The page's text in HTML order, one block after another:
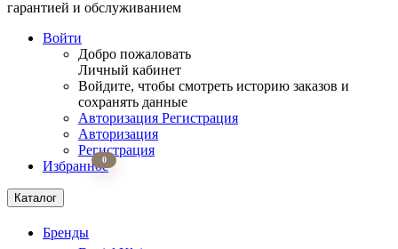
гарантией и обслуживанием
Войти
Добро пожаловать
Личный кабинет
Войдите, чтобы смотреть историю заказов и
сохранять данные
Авторизация Регистрация
Авторизация
Регистрация
Избранное
0
Каталог
Бренды